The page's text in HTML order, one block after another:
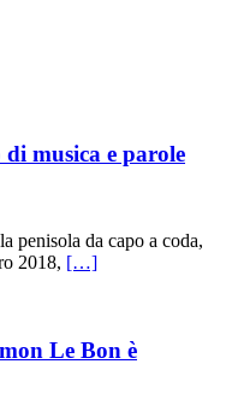
musica e parole
penisola da capo a coda,
2018, […]
Le Bon è